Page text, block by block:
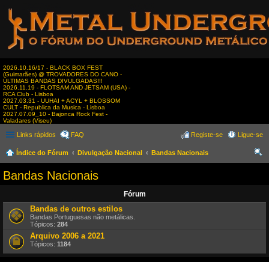
2026.10.16/17 - BLACK BOX FEST
(Guimarães) @ TROVADORES DO CANO -
ÚLTIMAS BANDAS DIVULGADAS!!!
2026.11.19 - FLOTSAM AND JETSAM (USA) -
RCA Club - Lisboa
2027.03.31 - UUHAI + ACYL + BLOSSOM
CULT - Republica da Musica - Lisboa
2027.07.09_10 - Bajonca Rock Fest -
Valadares (Viseu)
Links rápidos FAQ Ligue-se
Registe-se
Índice do Fórum Divulgação Nacional
Bandas Nacionais
Bandas Nacionais
Fórum
Bandas de outros estilos
Bandas Portuguesas não metálicas.
Tópicos: 284
Arquivo 2006 a 2021
Tópicos: 1184